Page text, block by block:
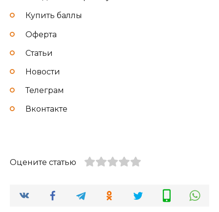
Купить баллы
Оферта
Статьи
Новости
Телеграм
Вконтакте
Оцените статью